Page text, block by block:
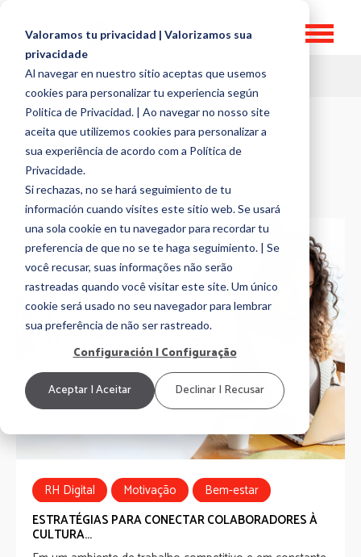
Valoramos tu privacidad | Valorizamos sua
privacidade
Al navegar en nuestro sitio aceptas que usemos
cookies para personalizar tu experiencia según
Politica de Privacidad. | Ao navegar no nosso site
aceita que utilizemos cookies para personalizar a
sua experiência de acordo com a Política de
Privacidade.
Si rechazas, no se hará seguimiento de tu
información cuando visites este sitio web. Se usará
una sola cookie en tu navegador para recordar tu
preferencia de que no se te haga seguimiento. | Se
você recusar, suas informações não serão
rastreadas quando você visitar este site. Um único
cookie será usado no seu navegador para lembrar
sua preferência de não ser rastreado.
Configuración | Configuração
Aceptar | Aceitar Declinar | Recusar
HR TOPICS
BEM ESTAR
RH Digital Motivação
Bem-estar
ESTRATÉGIAS PARA CONECTAR COLABORADORES À
CULTURA...